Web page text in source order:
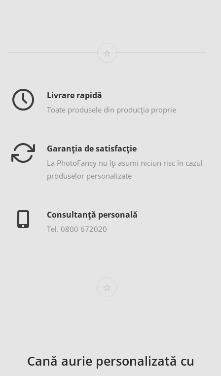
Livrare rapidă
Toate produsele din producția proprie
Garanția de satisfacție
La PhotoFancy nu îţi asumi niciun risc în cazul
produselor personalizate
Consultanță personală
Tel. 0800 672020
Cană aurie personalizată cu